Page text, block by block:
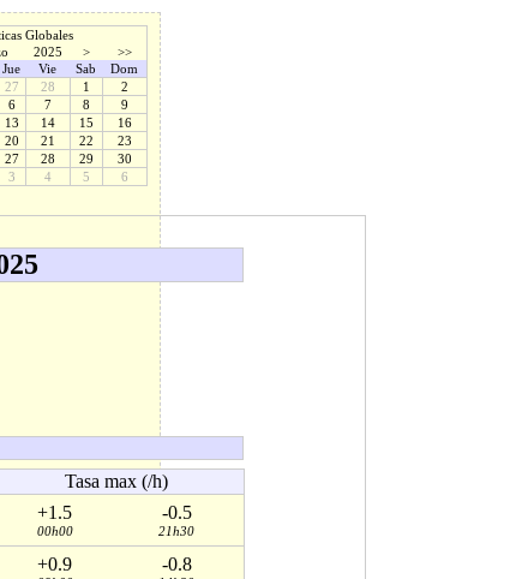
Globales
2025 >
>>
Jue Vie Sab
Dom
27 28 1
2
6 7 8
9
13 14 15
16
20 21 22
23
27 28 29
30
3 4 5 6